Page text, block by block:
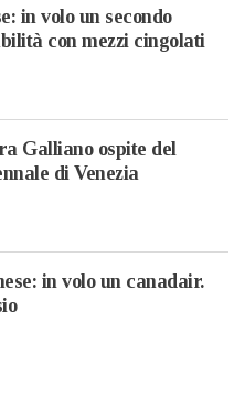
in volo un secondo
con mezzi cingolati
Galliano ospite del
di Venezia
in volo un canadair.